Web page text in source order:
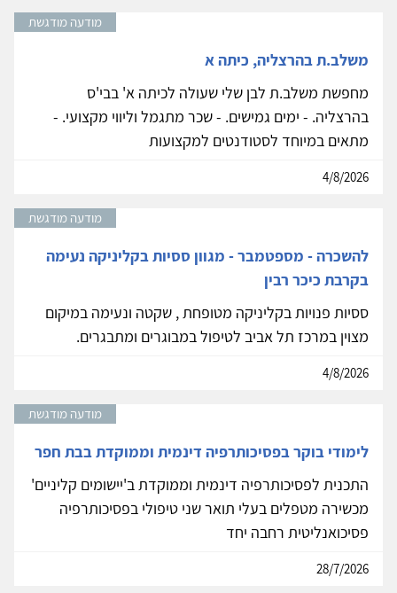
מודעה מודגשת
משלב.ת בהרצליה, כיתה א
מחפשת משלב.ת לבן שלי שעולה לכיתה א' בבי'ס
בהרצליה. - ימים גמישים. - שכר מתגמל וליווי מקצועי. -
מתאים במיוחד לסטודנטים למקצועות
4/8/2026
מודעה מודגשת
להשכרה - מספטמבר - מגוון ססיות בקליניקה נעימה
בקרבת כיכר רבין
ססיות פנויות בקליניקה מטופחת , שקטה ונעימה במיקום
מצוין במרכז תל אביב לטיפול במבוגרים ומתבגרים.
4/8/2026
מודעה מודגשת
לימודי בוקר בפסיכותרפיה דינמית וממוקדת בבת חפר
התכנית לפסיכותרפיה דינמית וממוקדת ב'יישומים קליניים'
מכשירה מטפלים בעלי תואר שני טיפולי בפסיכותרפיה
פסיכואנליטית רחבה יחד
28/7/2026